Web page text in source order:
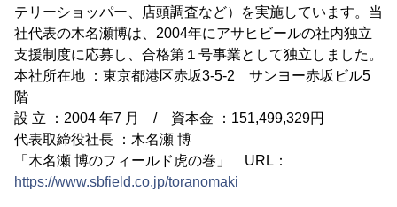
テリーショッパー、店頭調査など）を実施しています。当
社代表の木名瀬博は、2004年にアサヒビールの社内独立
支援制度に応募し、合格第１号事業として独立しました。
本社所在地 ：東京都港区赤坂3-5-2 サンヨー赤坂ビル5
階
設 立 ：2004 年7 月 / 資本金 ：151,499,329円
代表取締役社長 ：木名瀬 博
「木名瀬 博のフィールド虎の巻」 URL：
https://www.sbfield.co.jp/toranomaki